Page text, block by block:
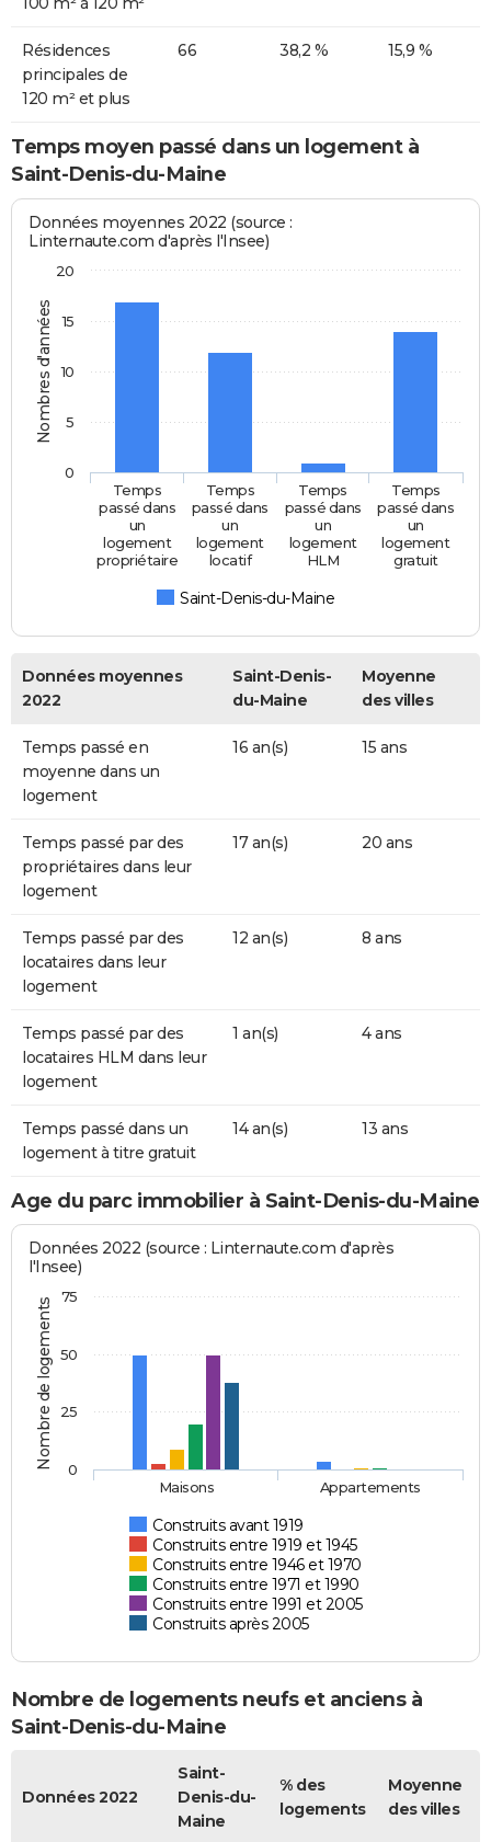
Résidences
principales de
120 m² et plus
66 38,2 % 15,9 %
Temps moyen passé dans un logement à
Saint-Denis-du-Maine
Nombres d'années
Données moyennes 2022 (source :
Linternaute.com d'après l'Insee)
Saint-Denis-du-Maine
Temps
passé dans
un
logement
propriétaire
Temps
passé dans
un
logement
locatif
Temps
passé dans
un
logement
HLM
Temps
passé dans
un
logement
gratuit
0
5
10
15
20
Données moyennes
2022
Saint-Denis-
du-Maine
Moyenne
des villes
Temps passé en
moyenne dans un
logement
16 an(s) 15 ans
Temps passé par des
propriétaires dans leur
logement
17 an(s) 20 ans
Temps passé par des
locataires dans leur
logement
12 an(s) 8 ans
Temps passé par des
locataires HLM dans leur
logement
1 an(s) 4 ans
Temps passé dans un
logement à titre gratuit
14 an(s) 13 ans
Age du parc immobilier à Saint-Denis-du-Maine
Nombre de logements
Données 2022 (source : Linternaute.com d'après
l'Insee)
Construits avant 1919
Construits entre 1919 et 1945
Construits entre 1946 et 1970
Construits entre 1971 et 1990
Construits entre 1991 et 2005
Construits après 2005
Maisons Appartements
0
25
50
75
Nombre de logements neufs et anciens à
Saint-Denis-du-Maine
Données 2022
Saint-
Denis-du-
Maine
% des
logements
Moyenne
des villes